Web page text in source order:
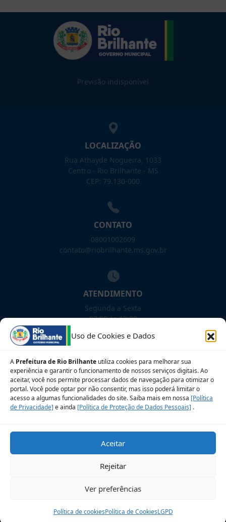
Uso de Cookies e Dados
A Prefeitura de Rio Brilhante utiliza cookies para melhorar sua
experiência e garantir o funcionamento de nossos serviços digitais. Ao
aceitar, você nos permite processar dados de navegação para otimizar o
portal. Você pode optar por não consentir, mas isso poderá limitar o
acesso a algumas funcionalidades do site. Saiba mais em nossa [Política
de Privacidade] e ainda [Política de Proteção de Dados Pessoais] .
Aceitar
Rejeitar
Ver preferências
Política de cookiesPolítica de CookiesLGPD
Previsão indisponível
LOCALIZAÇÃO
Rua Athayde Nogueira, 1033
Centro - Rio Brilhante - MS
CEP: 79.130-000
CONTATO
08001002609
contato@riobrilhante.ms.gov.br
ATENDIMENTO
Segunda a Sexta
07:00 às 13:00
NOSSAS REDES!
Siga para novidades
Sobre a LGPD
Perguntas frequentes
Avalie nosso site
03.681.582/0001-07
Desenvolvido pelo Setor de Governança de TIC